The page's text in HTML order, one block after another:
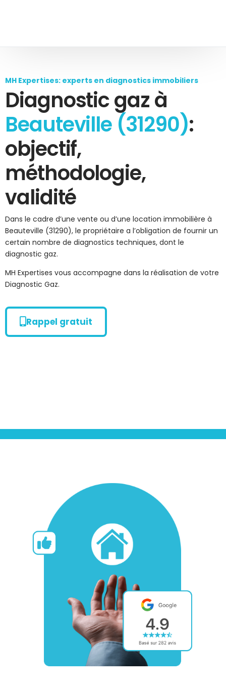
MH Expertises: experts en diagnostics immobiliers
Diagnostic gaz à
Beauteville (31290):
objectif,
méthodologie,
validité
Dans le cadre d’une vente ou d’une location immobilière à
Beauteville (31290), le propriétaire a l’obligation de fournir un
certain nombre de diagnostics techniques, dont le
diagnostic gaz.
MH Expertises vous accompagne dans la réalisation de votre
Diagnostic Gaz.
Rappel gratuit